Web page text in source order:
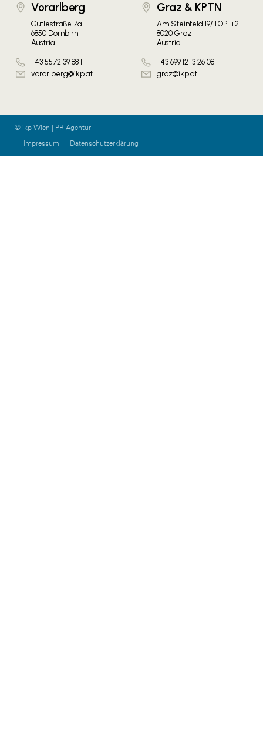
Vorarlberg
Gütlestraße 7a
6850 Dornbirn
Austria
+43 5572 39 88 11
vorarlberg@ikp.at
Graz & KPTN
Am Steinfeld 19/TOP 1+2
8020 Graz
Austria
+43 699 12 13 26 08
graz@ikp.at
© ikp Wien | PR Agentur
Impressum
Datenschutzerklärung